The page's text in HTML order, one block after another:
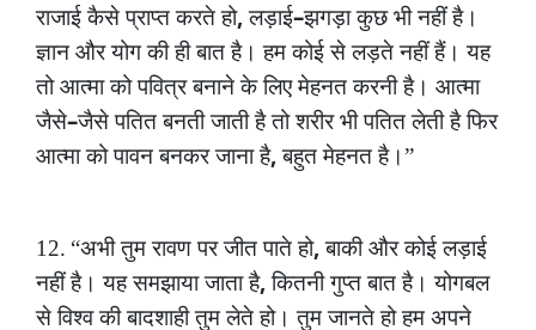
राजाई कैसे प्राप्त करते हो,लड़ाई–झगड़ा कुछ भी नहीं है।
ज्ञान और योग की ही बात है। हम कोई से लड़ते नहीं हैं। यह
तो आत्मा को पवित्र बनाने के लिए मेहनत करनी है। आत्मा
जैसे–जैसे पतित बनती जाती है तो शरीर भी पतित लेती है फिर
आत्मा को पावन बनकर जाना है,बहुत मेहनत है।”
12. “अभी तुम रावण पर जीत पाते हो,बाकी और कोई लड़ाई
नहीं है। यह समझाया जाता है,कितनी गुप्त बात है। योगबल
से विश्व की बादशाही तुम लेते हो। तुम जानते हो हम अपने